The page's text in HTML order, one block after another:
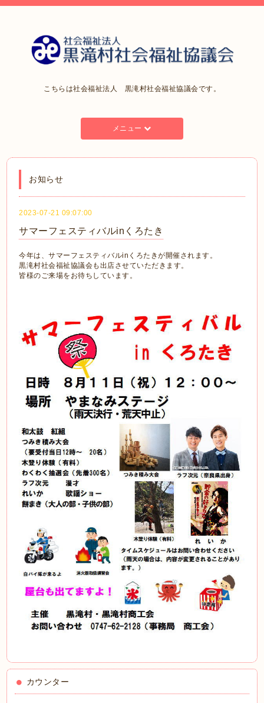
こちらは社会福祉法人 黒滝村社会福祉協議会です。
メニュー
お知らせ
2023-07-21 09:07:00
サマーフェスティバルinくろたき
今年は、サマーフェスティバルinくろたきが開催されます。
黒滝村社会福祉協議会も出店させていただきます。
皆様のご来場をお待ちしています。
カウンター